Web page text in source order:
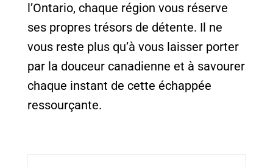
l’Ontario, chaque région vous réserve
ses propres trésors de détente. Il ne
vous reste plus qu’à vous laisser porter
par la douceur canadienne et à savourer
chaque instant de cette échappée
ressourçante.